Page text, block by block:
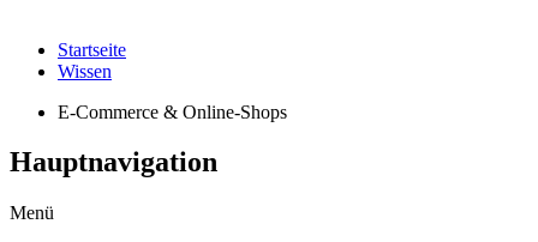
Startseite
Wissen
E-Commerce & Online-Shops
Hauptnavigation
Menü